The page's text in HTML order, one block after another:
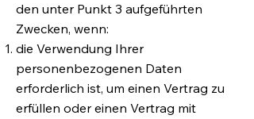
den unter Punkt 3 aufgeführten
Zwecken, wenn:
die Verwendung Ihrer
personenbezogenen Daten
erforderlich ist, um einen Vertrag zu
erfüllen oder einen Vertrag mit